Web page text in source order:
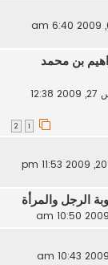
بن محمد
الخميس أغسطس 27, 2009 12:38
الرجل والمرأة